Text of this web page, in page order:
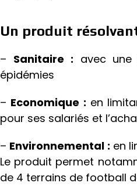
Un produit
– Sanitaire : avec
épidémies
– Economique : en
pour ses salariés et
– Environnemental : en
Le produit permet
de 4 terrains de football